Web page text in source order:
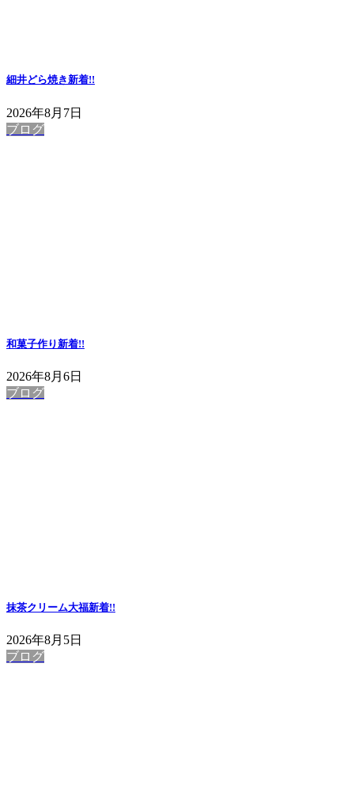
細井どら焼き新着!!
2026年8月7日
ブログ
和菓子作り新着!!
2026年8月6日
ブログ
抹茶クリーム大福新着!!
2026年8月5日
ブログ